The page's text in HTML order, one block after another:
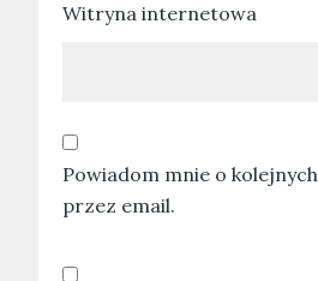
Witryna internetowa
Powiadom mnie o
przez email.